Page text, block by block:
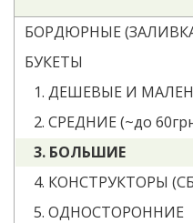
БОРДЮРНЫЕ
БУКЕТЫ
1. ДЕШЕВЫЕ И
2. СРЕДНИЕ (~до
3. БОЛЬШИЕ
4. КОНСТРУКТОРЫ
5. ОДНОСТОРОННИЕ